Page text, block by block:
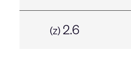
(z)2.6